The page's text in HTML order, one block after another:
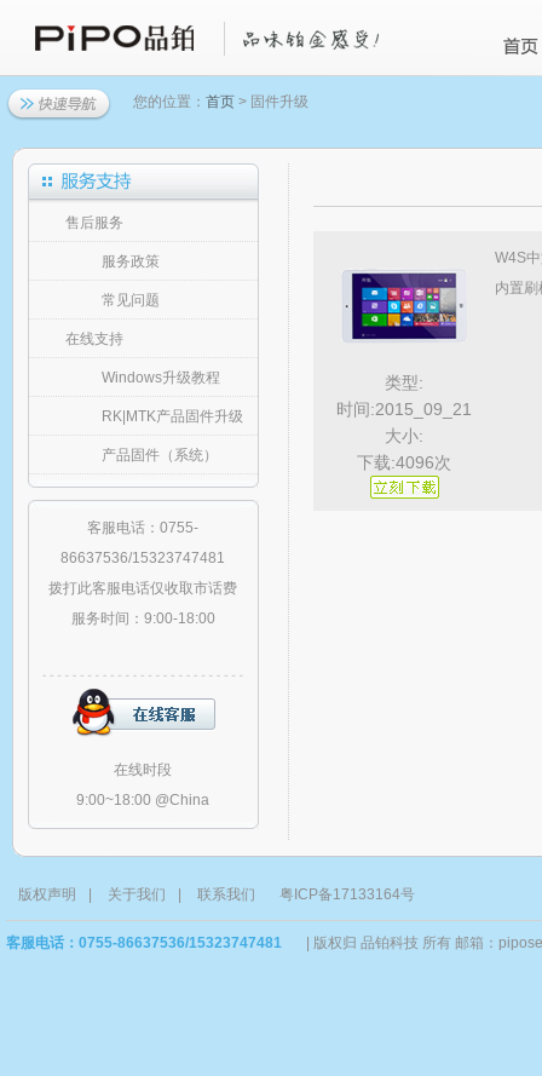
您的位置： 首页 > 固件升级
售后服务
服务政策
常见问题
在线支持
Windows升级教程
RK|MTK产品固件升级
产品固件（系统）
客服电话：0755-
86637536/15323747481
拨打此客服电话仅收取市话费
服务时间：9:00-18:00
在线时段
9:00~18:00 @China
类型:
时间:2015_09_21
大小:
下载:4096次
W4S
内置
版权声明 关于我们 联系我们 粤ICP备17133164号
客服电话：0755-86637536/15323747481 版权归 品铂科技 所有 邮箱：